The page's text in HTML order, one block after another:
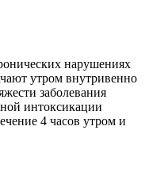
нарушениях
утром внутривенно
заболевания
интоксикации
4 часов утром и